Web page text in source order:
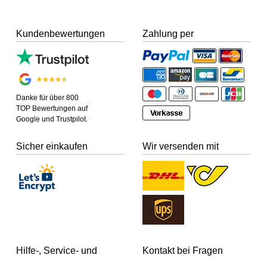
Kundenbewertungen
Danke für über 800
TOP Bewertungen auf
Google und Trustpilot.
Zahlung per
Sicher einkaufen Wir versenden mit
Hilfe-, Service- und
Kontakt bei Fragen